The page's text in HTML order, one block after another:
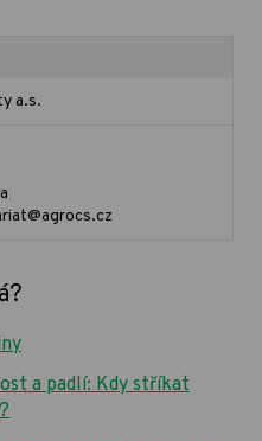
a.s.
a padlí: Kdy stříkat